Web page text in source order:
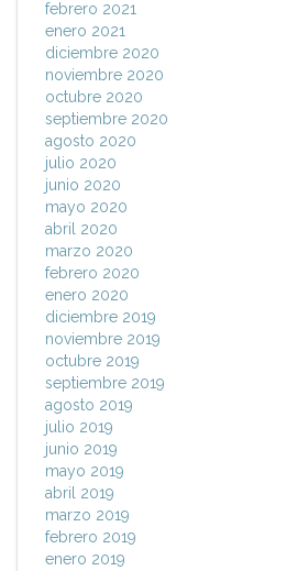
febrero 2021
enero 2021
diciembre 2020
noviembre 2020
octubre 2020
septiembre 2020
agosto 2020
julio 2020
junio 2020
mayo 2020
abril 2020
marzo 2020
febrero 2020
enero 2020
diciembre 2019
noviembre 2019
octubre 2019
septiembre 2019
agosto 2019
julio 2019
junio 2019
mayo 2019
abril 2019
marzo 2019
febrero 2019
enero 2019